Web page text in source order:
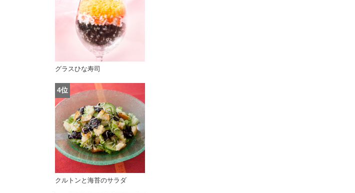
グラスひな寿司
クルトンと海苔のサラダ